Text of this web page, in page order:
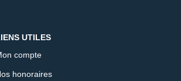
UTILES
compte
honoraires